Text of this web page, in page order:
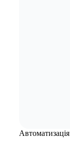
Автоматизація